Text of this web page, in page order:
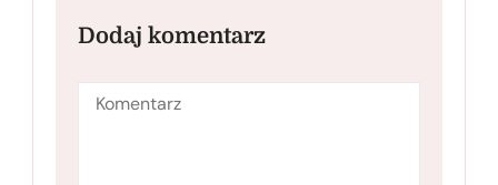
Dodaj komentarz